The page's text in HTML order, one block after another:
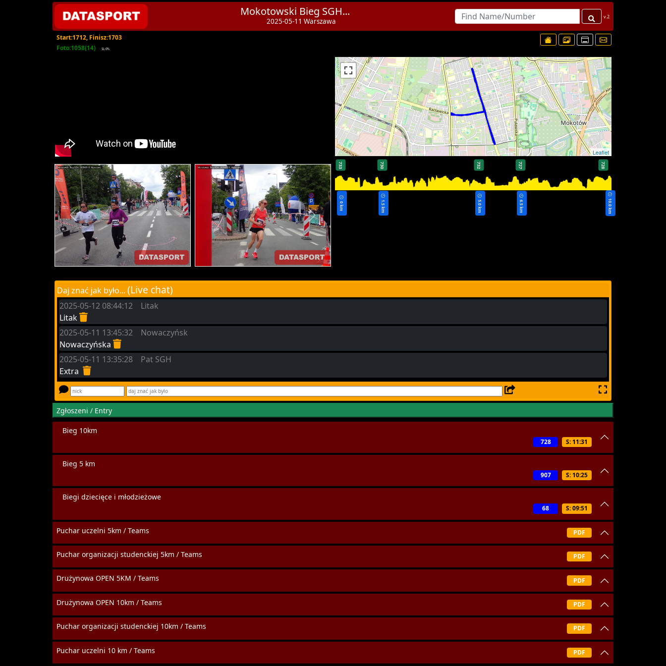
Mokotowski Bieg SGH...
2025-05-11 Warszawa
v.2
Start:1712, Finisz:1703
Foto:1058(14)
SL:0%
Leaflet
0 km
733 730
1.5 km
732
5.0 km
727
6.5 km
728
10.0 km
Daj znać jak było... (Live chat)
2025-05-12 08:44:12 Litak
Litak
2025-05-11 13:45:32 Nowaczyńsk
Nowaczyńska
2025-05-11 13:35:28 Pat SGH
Extra
Zgłoszeni / Entry
Bieg 10km
S: 11:31
728
Bieg 5 km
S: 10:25
907
Biegi dziecięce i młodzieżowe
S: 09:51
68
Puchar uczelni 5km / Teams PDF
Puchar organizacji studenckiej 5km / Teams PDF
Drużynowa OPEN 5KM / Teams PDF
Drużynowa OPEN 10km / Teams PDF
Puchar organizacji studenckiej 10km / Teams PDF
Puchar uczelni 10 km / Teams PDF